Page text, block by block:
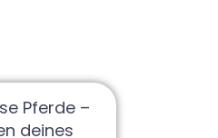
Pferde –
deines